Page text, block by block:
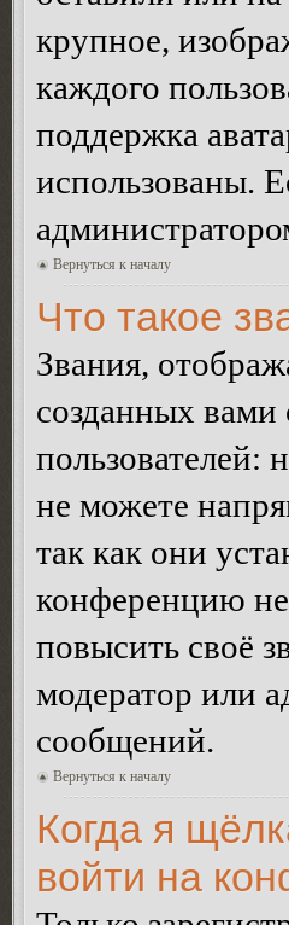
крупное,
каждого
поддержка
использованы.
Вернуться к началу
Что такое
Звания,
созданных
пользователей:
не можете
так как они
конференцию
повысить своё
модератор или
сообщений.
Вернуться к началу
Когда я
войти на